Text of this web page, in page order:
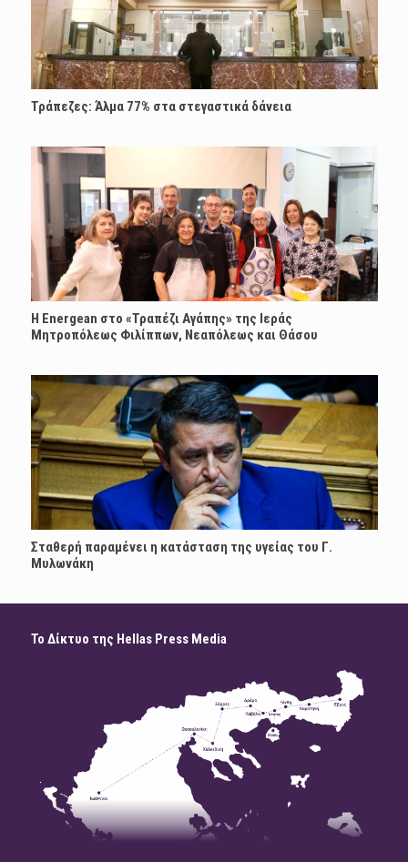
Τράπεζες: Άλμα 77% στα στεγαστικά δάνεια
H Energean στο «Τραπέζι Αγάπης» της Ιεράς
Μητροπόλεως Φιλίππων, Νεαπόλεως και Θάσου
Σταθερή παραμένει η κατάσταση της υγείας του Γ.
Μυλωνάκη
Το Δίκτυο της Hellas Press Media